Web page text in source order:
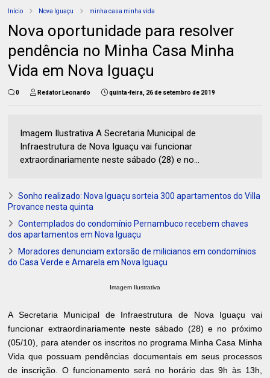
Início Nova Iguaçu minha casa minha vida
Nova oportunidade para resolver
pendência no Minha Casa Minha
Vida em Nova Iguaçu
0 Redator Leonardo quinta-feira, 26 de setembro de 2019
Imagem Ilustrativa A Secretaria Municipal de
Infraestrutura de Nova Iguaçu vai funcionar
extraordinariamente neste sábado (28) e no...
Sonho realizado: Nova Iguaçu sorteia 300 apartamentos do Villa
Provance nesta quinta
Contemplados do condomínio Pernambuco recebem chaves
dos apartamentos em Nova Iguaçu
Moradores denunciam extorsão de milicianos em condomínios
do Casa Verde e Amarela em Nova Iguaçu
Imagem Ilustrativa
A Secretaria Municipal de Infraestrutura de Nova Iguaçu vai
funcionar extraordinariamente neste sábado (28) e no próximo
(05/10), para atender os inscritos no programa Minha Casa Minha
Vida que possuam pendências documentais em seus processos
de inscrição. O funcionamento será no horário das 9h às 13h,